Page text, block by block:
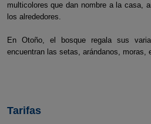
multicolores que dan nombre a la casa,
los alrededores.
En Otoño, el bosque regala sus
encuentran las setas, arándanos, moras,
Tarifas